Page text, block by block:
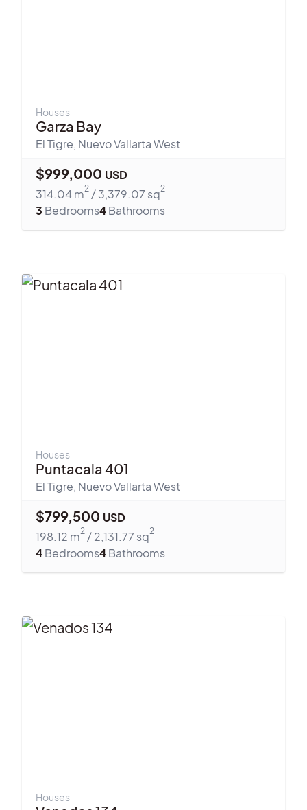
Houses
Garza Bay
El Tigre Nuevo Vallarta West
$999,000 USD
314.04
2 /3,379.07 2
3 Bedrooms 4 Bathrooms
Houses
Puntacala 401
El Tigre Nuevo Vallarta West
$799,500 USD
198.12
2 /2,131.77 2
4 Bedrooms 4 Bathrooms
Houses
Venados 134